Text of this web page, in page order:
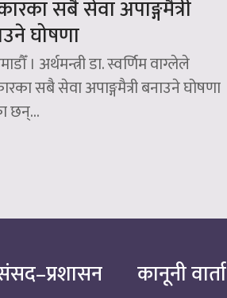
सबै सेवा अपाङ्गमैत्री
घोषणा
। अर्थमन्त्री डा. स्वर्णिम वाग्लेले
सबै सेवा अपाङ्गमैत्री बनाउने घोषणा
छन्‌...
कानूनी वार्ता